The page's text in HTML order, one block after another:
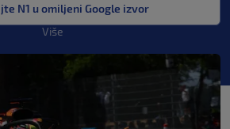
N1 u omiljeni Google izvor
Više